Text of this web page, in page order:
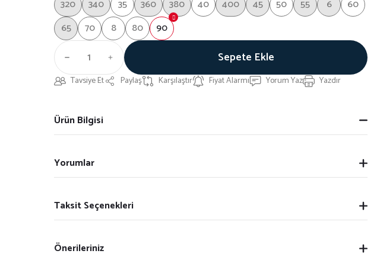
320
340 35 360 380 40 400 45 50 55 6
60
65
70 8 80 90
Sepete Ekle
Tavsiye Et Paylaş Karşılaştır Fiyat Alarmı Yorum Yaz Yazdır
Ürün Bilgisi
Yorumlar
Taksit Seçenekleri
Önerileriniz